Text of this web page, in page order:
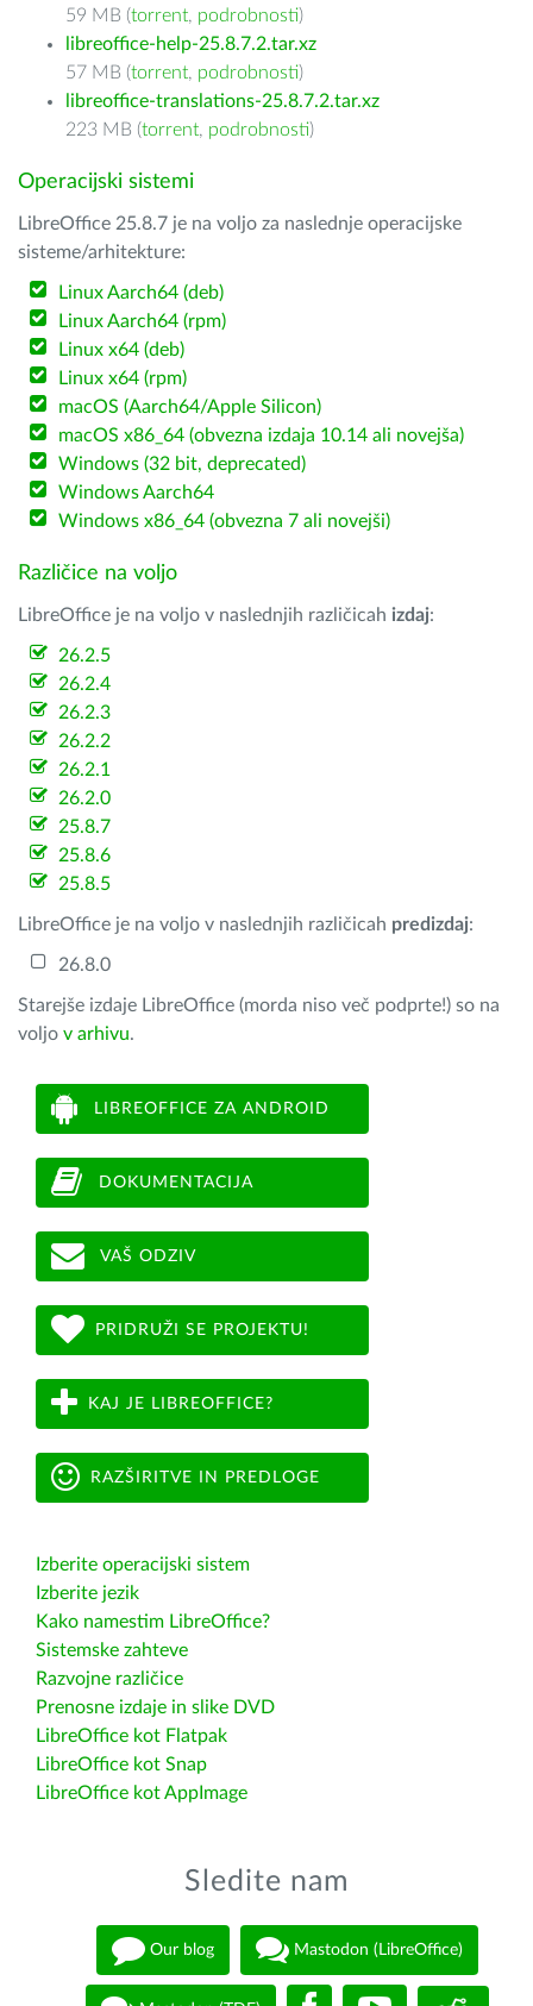
59 MB (torrent, podrobnosti)
libreoffice-help-25.8.7.2.tar.xz
57 MB (torrent, podrobnosti)
libreoffice-translations-25.8.7.2.tar.xz
223 MB (torrent, podrobnosti)
Operacijski sistemi
LibreOffice 25.8.7 je na voljo za naslednje operacijske
sisteme/arhitekture:
Linux Aarch64 (deb)
Linux Aarch64 (rpm)
Linux x64 (deb)
Linux x64 (rpm)
macOS (Aarch64/Apple Silicon)
macOS x86_64 (obvezna izdaja 10.14 ali novejša)
Windows (32 bit, deprecated)
Windows Aarch64
Windows x86_64 (obvezna 7 ali novejši)
Različice na voljo
LibreOffice je na voljo v naslednjih različicah izdaj:
26.2.5
26.2.4
26.2.3
26.2.2
26.2.1
26.2.0
25.8.7
25.8.6
25.8.5
LibreOffice je na voljo v naslednjih različicah predizdaj:
26.8.0
Starejše izdaje LibreOffice (morda niso več podprte!) so na
voljo v arhivu.
LIBREOFFICE ZA ANDROID
DOKUMENTACIJA
VAŠ ODZIV
PRIDRUŽI SE PROJEKTU!
KAJ JE LIBREOFFICE?
RAZŠIRITVE IN PREDLOGE
Izberite operacijski sistem
Izberite jezik
Kako namestim LibreOffice?
Sistemske zahteve
Razvojne različice
Prenosne izdaje in slike DVD
LibreOffice kot Flatpak
LibreOffice kot Snap
LibreOffice kot AppImage
Sledite nam
Our blog Mastodon (LibreOffice)